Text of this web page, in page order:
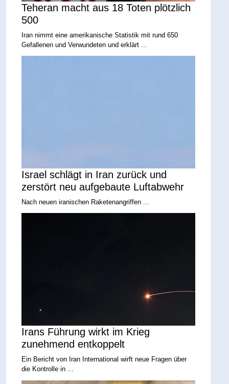
Teheran macht aus 18 Toten plötzlich
500
Iran nimmt eine amerikanische Statistik mit rund 650
Gefallenen und Verwundeten und erklärt ...
Israel schlägt in Iran zurück und
zerstört neu aufgebaute Luftabwehr
Nach neuen iranischen Raketenangriffen ...
Irans Führung wirkt im Krieg
zunehmend entkoppelt
Ein Bericht von Iran International wirft neue Fragen über
die Kontrolle in ...